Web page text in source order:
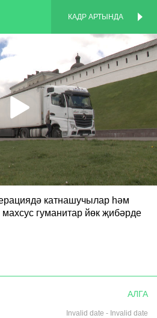
КАДР АРТЫНДА
катнашучылар һәм
гуманитар йөк җибәрде
АЛГА
Invalid date - Invalid date
КАДР АРТЫНДА